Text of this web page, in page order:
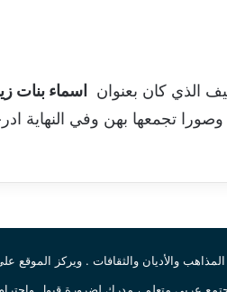
الذي كان بعنوان اسماء بنات
تجمعها بهن وفي النهاية
والأديان والثقافات . ويركز الموقع
عربي متعلم ، مدرك لضرورة قبول واحترام